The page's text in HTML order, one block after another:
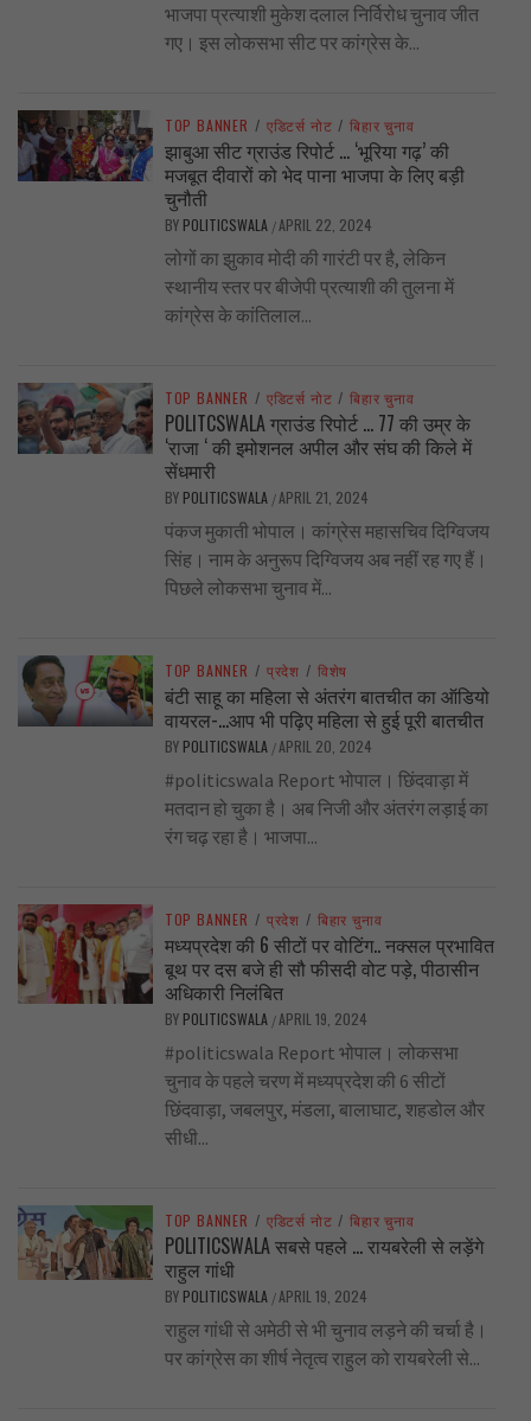
भाजपा प्रत्याशी मुकेश दलाल निर्विरोध चुनाव जीत
गए। इस लोकसभा सीट पर कांग्रेस के...
TOP BANNER / एडिटर्स नोट / बिहार चुनाव
झाबुआ सीट ग्राउंड रिपोर्ट … ‘भूरिया गढ़’ की
मजबूत दीवारों को भेद पाना भाजपा के लिए बड़ी
चुनौती
BY POLITICSWALA /APRIL 22, 2024
लोगों का झुकाव मोदी की गारंटी पर है, लेकिन
स्थानीय स्तर पर बीजेपी प्रत्याशी की तुलना में
कांग्रेस के कांतिलाल...
TOP BANNER / एडिटर्स नोट / बिहार चुनाव
POLITCSWALA ग्राउंड रिपोर्ट … 77 की उम्र के
‘राजा ‘ की इमोशनल अपील और संघ की किले में
सेंधमारी
BY POLITICSWALA /APRIL 21, 2024
पंकज मुकाती भोपाल। कांग्रेस महासचिव दिग्विजय
सिंह। नाम के अनुरूप दिग्विजय अब नहीं रह गए हैं।
पिछले लोकसभा चुनाव में...
TOP BANNER / प्रदेश / विशेष
बंटी साहू का महिला से अंतरंग बातचीत का ऑडियो
वायरल-…आप भी पढ़िए महिला से हुई पूरी बातचीत
BY POLITICSWALA /APRIL 20, 2024
#politicswala Report भोपाल। छिंदवाड़ा में
मतदान हो चुका है। अब निजी और अंतरंग लड़ाई का
रंग चढ़ रहा है। भाजपा...
TOP BANNER / प्रदेश / बिहार चुनाव
मध्यप्रदेश की 6 सीटों पर वोटिंग.. नक्सल प्रभावित
बूथ पर दस बजे ही सौ फीसदी वोट पड़े, पीठासीन
अधिकारी निलंबित
BY POLITICSWALA /APRIL 19, 2024
#politicswala Report भोपाल। लोकसभा
चुनाव के पहले चरण में मध्यप्रदेश की 6 सीटों
छिंदवाड़ा, जबलपुर, मंडला, बालाघाट, शहडोल और
सीधी...
TOP BANNER / एडिटर्स नोट / बिहार चुनाव
POLITICSWALA सबसे पहले … रायबरेली से लड़ेंगे
राहुल गांधी
BY POLITICSWALA /APRIL 19, 2024
राहुल गांधी से अमेठी से भी चुनाव लड़ने की चर्चा है।
पर कांग्रेस का शीर्ष नेतृत्व राहुल को रायबरेली से...